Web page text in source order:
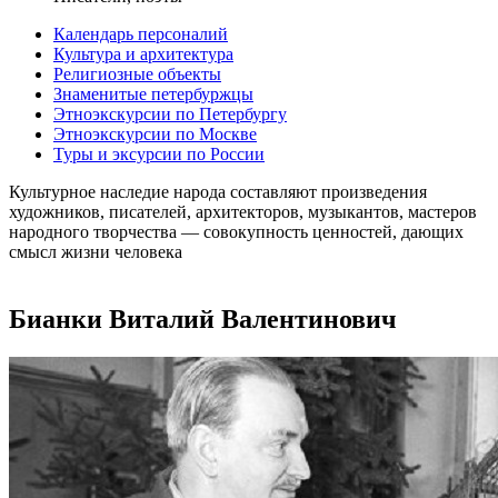
Календарь персоналий
Культура и архитектура
Религиозные объекты
Знаменитые петербуржцы
Этноэкскурсии по Петербургу
Этноэкскурсии по Москве
Туры и эксурсии по России
Культурное наследие народа составляют произведения
художников, писателей, архитекторов, музыкантов, мастеров
народного творчества ― совокупность ценностей, дающих
смысл жизни человека
Бианки Виталий Валентинович